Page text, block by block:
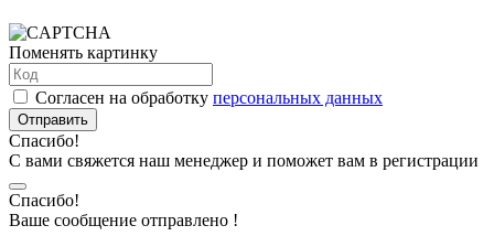
Поменять картинку
Согласен на обработку персональных данных
Отправить
Спасибо!
С вами свяжется наш менеджер и поможет вам в регистрации
Спасибо!
Ваше сообщение отправлено !